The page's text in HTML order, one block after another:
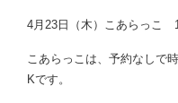
4月23日（木）こあらっこ
こあらっこは、予約なしで
Kです。